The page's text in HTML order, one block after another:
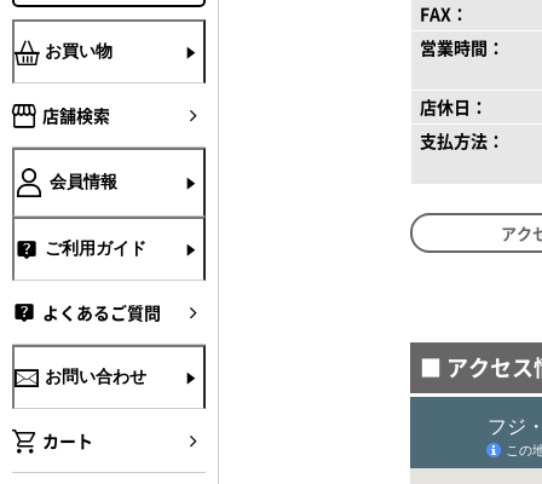
お買い物
店舗検索
会員情報
ご利用ガイド
よくあるご質問
お問い合わせ
カート
FAX：
営業時間：
店休日：
支払方法：
アク
■ アクセス